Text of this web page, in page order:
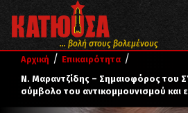
... βολή στους βολεμένους
Αρχική / Επικαιρότητα /
Ν. Μαραντζίδης – Σημαιοφόρος του
σύμβολο του αντικομμουνισμού και